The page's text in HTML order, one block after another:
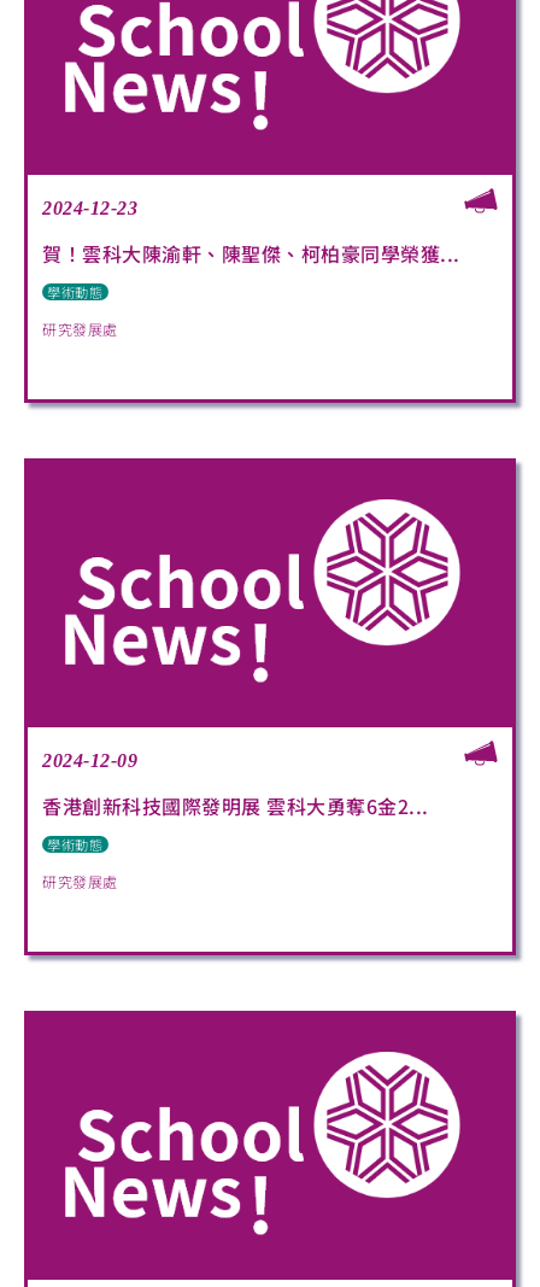
2024-12-23
賀！雲科大陳渝軒、陳聖傑、柯柏豪同學榮獲...
學術動態
研究發展處
2024-12-09
香港創新科技國際發明展 雲科大勇奪6金2...
學術動態
研究發展處